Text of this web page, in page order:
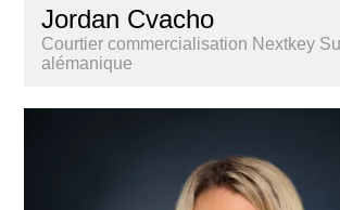
Jordan Cvacho
Courtier commercialisation Nextkey
alémanique